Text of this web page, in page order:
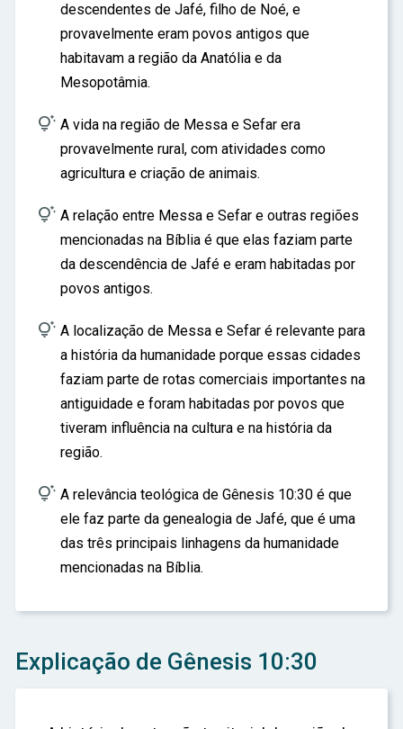
descendentes de Jafé, filho de Noé, e
provavelmente eram povos antigos que
habitavam a região da Anatólia e da
Mesopotâmia.
 A vida na região de Messa e Sefar era
provavelmente rural, com atividades como
agricultura e criação de animais.
 A relação entre Messa e Sefar e outras regiões
mencionadas na Bíblia é que elas faziam parte
da descendência de Jafé e eram habitadas por
povos antigos.
 A localização de Messa e Sefar é relevante para
a história da humanidade porque essas cidades
faziam parte de rotas comerciais importantes na
antiguidade e foram habitadas por povos que
tiveram influência na cultura e na história da
região.
 A relevância teológica de Gênesis 10:30 é que
ele faz parte da genealogia de Jafé, que é uma
das três principais linhagens da humanidade
mencionadas na Bíblia.
Explicação de Gênesis 10:30